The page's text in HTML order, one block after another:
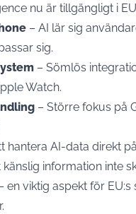
nu är tillgängligt i
– AI lär sig
sig.
– Sömlös
Watch.
– Större fokus på
hantera AI-data direkt
information inte
en viktig aspekt för EU:s